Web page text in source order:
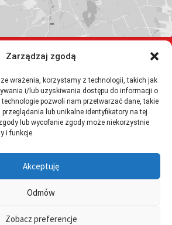
Zarządzaj zgodą
wrażenia, korzystamy z technologii, takich jak
i/lub uzyskiwania dostępu do informacji o
pozwoli nam przetwarzać dane, takie
lub unikalne identyfikatory na tej
lub wycofanie zgody może niekorzystnie
i funkcje.
Akceptuję
Odmów
Zobacz preferencje